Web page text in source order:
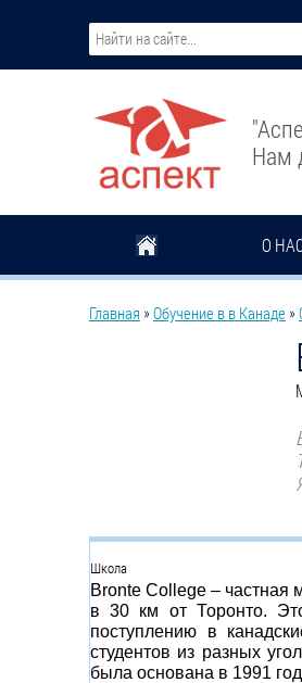
Нам
О
Вы здесь
Главная »Обучение в в Канаде »
Группа
Школа
Bronte College – частная
в 30 км от Торонто.
поступлению в
студентов из разных
была основана в 1991